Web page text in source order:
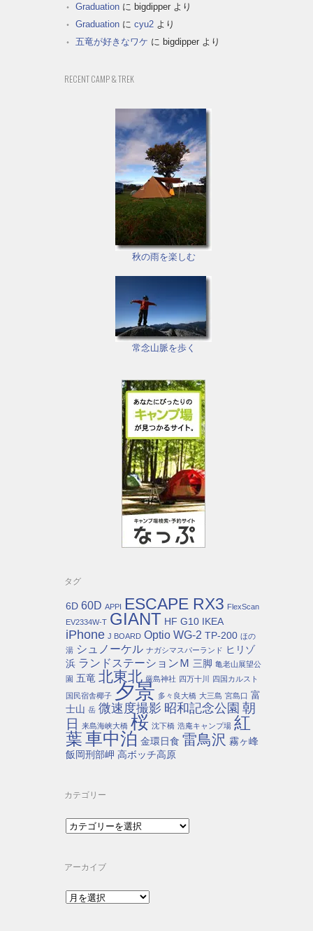
Graduation に bigdipper より
Graduation に cyu2 より
五竜が好きなワケ に bigdipper より
RECENT CAMP & TREK
秋の雨を楽しむ
常念山脈を歩く
タグ
6D 60D APPI ESCAPE RX3 FlexScan
EV2334W-T GIANT HF G10 IKEA
iPhone J BOARD Optio WG-2 TP-200 ほの
湯 シュノーケル ナガシマスパーランド ヒリゾ
浜 ランドステーションＭ 三脚 亀老山展望公
園 五竜 北東北 厳島神社 四万十川
四国カルスト
国民宿舎椰子 夕景 多々良大橋 大三島 宮島口 富
士山 岳 微速度撮影 昭和記念公園 朝
日
来島海峡大橋 桜 沈下橋 浩庵キャンプ場 紅
葉車中泊 金環日食 雷鳥沢 霧ヶ峰
飯岡刑部岬 高ボッチ高原
カテゴリー
カ
ーアーカイブ
ア
ー